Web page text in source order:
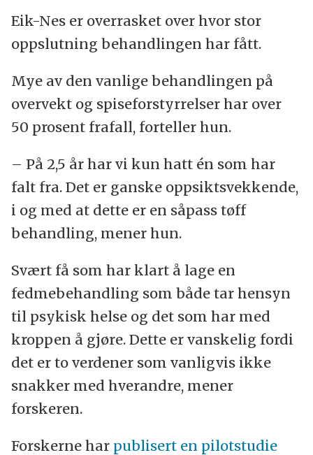
Eik-Nes er overrasket over hvor stor
oppslutning behandlingen har fått.
Mye av den vanlige behandlingen på
overvekt og spiseforstyrrelser har over
50 prosent frafall, forteller hun.
– På 2,5 år har vi kun hatt én som har
falt fra. Det er ganske oppsiktsvekkende,
i og med at dette er en såpass tøff
behandling, mener hun.
Svært få som har klart å lage en
fedmebehandling som både tar hensyn
til psykisk helse og det som har med
kroppen å gjøre. Dette er vanskelig fordi
det er to verdener som vanligvis ikke
snakker med hverandre, mener
forskeren.
Forskerne har publisert en pilotstudie